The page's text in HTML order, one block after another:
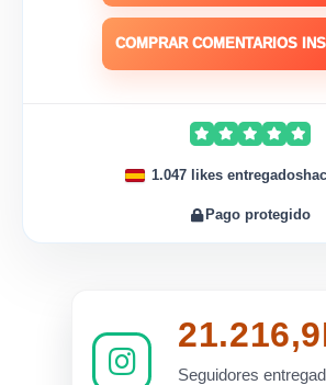
COMPRAR COMENTARIOS
1.047 likes entregados
Pago protegido
Seguidores